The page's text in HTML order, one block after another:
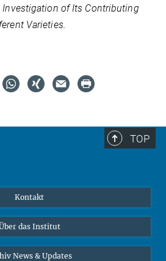
of Its Contributing
Varieties.
TOP
"Diversity"
Kontakt
das Institut
News & Updates